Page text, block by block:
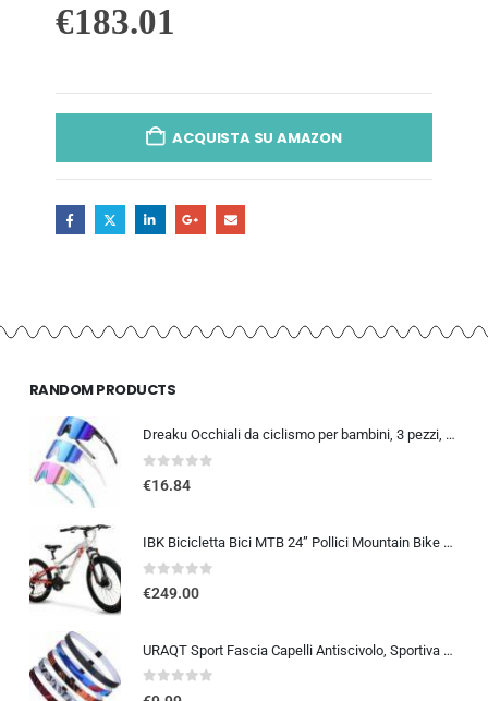
€183.01
ACQUISTA SU AMAZON
RANDOM PRODUCTS
Dreaku Occhiali da ciclismo per bambini, 3 pezzi, occhiali sportivi per bambini, protezione UV400, polarizzati, antivento, pe
0out of 5
€16.84
IBK Bicicletta Bici MTB 24” Pollici Mountain Bike BIAMMORTIZZATA Ragazzo Cambio 21 Velocità Freni a Disco
0out of 5
€249.00
URAQT Sport Fascia Capelli Antiscivolo, Sportiva Fasce per Capelli Sottile Elastico Turbante Fasciaa, Sport Fasce Sottile Uni
0out of 5